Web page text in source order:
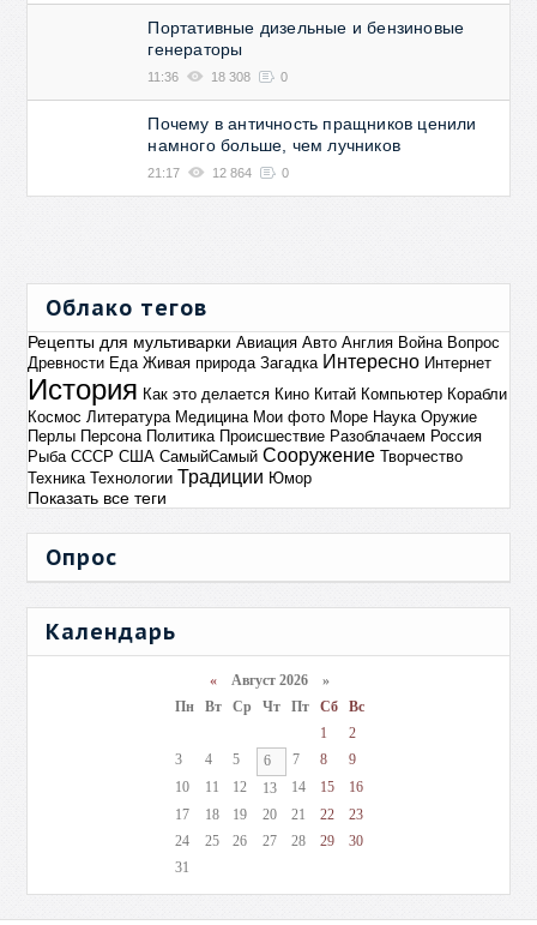
Портативные дизельные и бензиновые
генераторы
11:36 18 308 0
Почему в античность пращников ценили
намного больше, чем лучников
21:17 12 864 0
Облако тегов
Рецепты для мультиварки Авиация Авто Англия Война Вопрос
Древности Еда Живая природа Загадка Интересно Интернет
История Как это делается Кино Китай Компьютер Корабли
Космос Литература Медицина Мои фото Море Наука Оружие
Перлы Персона Политика Происшествие Разоблачаем Россия
Рыба СССР США СамыйСамый Сооружение Творчество
Техника Технологии Традиции Юмор
Показать все теги
Опрос
Календарь
«Август 2026 »
Пн
Вт Ср Чт Пт Сб
Вс
1
2
3
4 5 6 7 8
9
10
11 12 13 14 15
16
17
18 19 20 21 22
23
24
25 26 27 28 29
30
31